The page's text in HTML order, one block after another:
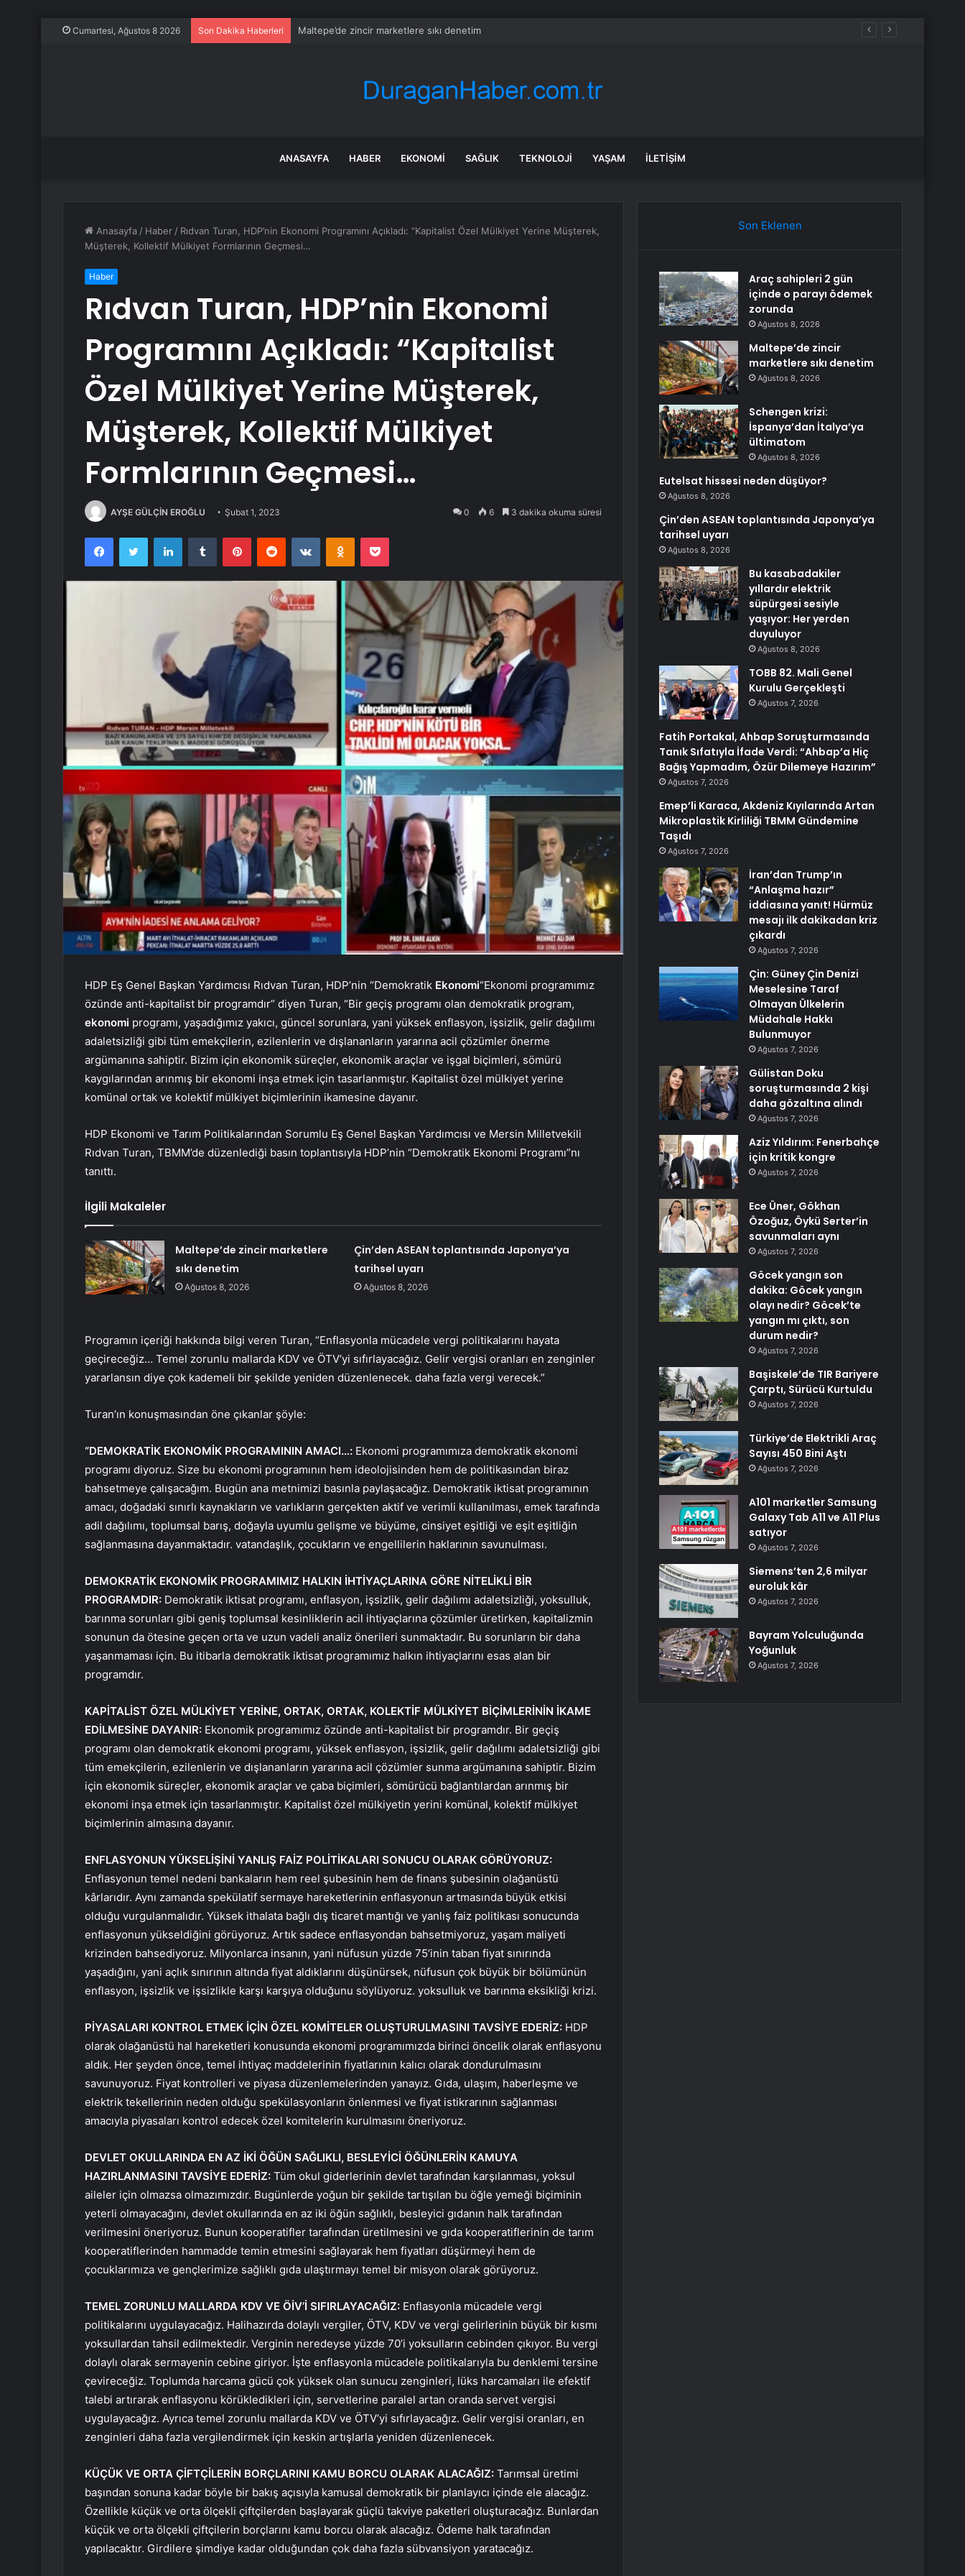
Cumartesi, Ağustos 8 2026 Son Dakika Haberleri Schengen krizi: İspanya’dan İtalya’ya ültimatom
ANASAYFA HABER EKONOMI SAĞLIK TEKNOLOJI YAŞAM İLETIŞIM
Anasayfa / Haber / Rıdvan Turan, HDP’nin Ekonomi Programını Açıkladı: “Kapitalist Özel Mülkiyet Yerine Müşterek,
Müşterek, Kollektif Mülkiyet Formlarının Geçmesi…
Haber
Rıdvan Turan, HDP’nin Ekonomi
Programını Açıkladı: “Kapitalist
Özel Mülkiyet Yerine Müşterek,
Müşterek, Kollektif Mülkiyet
Formlarının Geçmesi…
AYŞE GÜLÇİN EROĞLU Şubat 1, 2023 0 6 3 dakika okuma süresi
FacebookTwitter LinkedInTumblr PinterestReddit VKontakteOdnoklassniki
Pocket
HDP Eş Genel Başkan Yardımcısı Rıdvan Turan, HDP’nin “Demokratik Ekonomi“Ekonomi programımız
özünde anti-kapitalist bir programdır” diyen Turan, “Bir geçiş programı olan demokratik program,
ekonomi programı, yaşadığımız yakıcı, güncel sorunlara, yani yüksek enflasyon, işsizlik, gelir dağılımı
adaletsizliği gibi tüm emekçilerin, ezilenlerin ve dışlananların yararına acil çözümler önerme
argümanına sahiptir. Bizim için ekonomik süreçler, ekonomik araçlar ve işgal biçimleri, sömürü
kaygılarından arınmış bir ekonomi inşa etmek için tasarlanmıştır. Kapitalist özel mülkiyet yerine
komünal ortak ve kolektif mülkiyet biçimlerinin ikamesine dayanır.
HDP Ekonomi ve Tarım Politikalarından Sorumlu Eş Genel Başkan Yardımcısı ve Mersin Milletvekili
Rıdvan Turan, TBMM’de düzenlediği basın toplantısıyla HDP’nin “Demokratik Ekonomi Programı”nı
tanıttı.
İlgili Makaleler
Maltepe’de zincir marketlere
sıkı denetim
Ağustos 8, 2026
Çin’den ASEAN toplantısında Japonya’ya
tarihsel uyarı
Ağustos 8, 2026
Programın içeriği hakkında bilgi veren Turan, “Enflasyonla mücadele vergi politikalarını hayata
geçireceğiz… Temel zorunlu mallarda KDV ve ÖTV’yi sıfırlayacağız. Gelir vergisi oranları en zenginler
yararlansın diye çok kademeli bir şekilde yeniden düzenlenecek. daha fazla vergi verecek.”
Turan’ın konuşmasından öne çıkanlar şöyle:
“DEMOKRATİK EKONOMİK PROGRAMININ AMACI…: Ekonomi programımıza demokratik ekonomi
programı diyoruz. Size bu ekonomi programının hem ideolojisinden hem de politikasından biraz
bahsetmeye çalışacağım. Bugün ana metnimizi basınla paylaşacağız. Demokratik iktisat programının
amacı, doğadaki sınırlı kaynakların ve varlıkların gerçekten aktif ve verimli kullanılması, emek tarafında
adil dağılımı, toplumsal barış, doğayla uyumlu gelişme ve büyüme, cinsiyet eşitliği ve eşit eşitliğin
sağlanmasına dayanmaktadır. vatandaşlık, çocukların ve engellilerin haklarının savunulması.
DEMOKRATİK EKONOMİK PROGRAMIMIZ HALKIN İHTİYAÇLARINA GÖRE NİTELİKLİ BİR
PROGRAMDIR: Demokratik iktisat programı, enflasyon, işsizlik, gelir dağılımı adaletsizliği, yoksulluk,
barınma sorunları gibi geniş toplumsal kesinliklerin acil ihtiyaçlarına çözümler üretirken, kapitalizmin
sonunun da ötesine geçen orta ve uzun vadeli analiz önerileri sunmaktadır. Bu sorunların bir daha
yaşanmaması için. Bu itibarla demokratik iktisat programımız halkın ihtiyaçlarını esas alan bir
programdır.
KAPİTALİST ÖZEL MÜLKİYET YERİNE, ORTAK, ORTAK, KOLEKTİF MÜLKİYET BİÇİMLERİNİN İKAME
EDİLMESİNE DAYANIR: Ekonomik programımız özünde anti-kapitalist bir programdır. Bir geçiş
programı olan demokratik ekonomi programı, yüksek enflasyon, işsizlik, gelir dağılımı adaletsizliği gibi
tüm emekçilerin, ezilenlerin ve dışlananların yararına acil çözümler sunma argümanına sahiptir. Bizim
için ekonomik süreçler, ekonomik araçlar ve çaba biçimleri, sömürücü bağlantılardan arınmış bir
ekonomi inşa etmek için tasarlanmıştır. Kapitalist özel mülkiyetin yerini komünal, kolektif mülkiyet
biçimlerinin almasına dayanır.
ENFLASYONUN YÜKSELİŞİNİ YANLIŞ FAİZ POLİTİKALARI SONUCU OLARAK GÖRÜYORUZ:
Enflasyonun temel nedeni bankaların hem reel şubesinin hem de finans şubesinin olağanüstü
kârlarıdır. Aynı zamanda spekülatif sermaye hareketlerinin enflasyonun artmasında büyük etkisi
olduğu vurgulanmalıdır. Yüksek ithalata bağlı dış ticaret mantığı ve yanlış faiz politikası sonucunda
enflasyonun yükseldiğini görüyoruz. Artık sadece enflasyondan bahsetmiyoruz, yaşam maliyeti
krizinden bahsediyoruz. Milyonlarca insanın, yani nüfusun yüzde 75’inin taban fiyat sınırında
yaşadığını, yani açlık sınırının altında fiyat aldıklarını düşünürsek, nüfusun çok büyük bir bölümünün
enflasyon, işsizlik ve işsizlikle karşı karşıya olduğunu söylüyoruz. yoksulluk ve barınma eksikliği krizi.
PİYASALARI KONTROL ETMEK İÇİN ÖZEL KOMİTELER OLUŞTURULMASINI TAVSİYE EDERİZ: HDP
olarak olağanüstü hal hareketleri konusunda ekonomi programımızda birinci öncelik olarak enflasyonu
aldık. Her şeyden önce, temel ihtiyaç maddelerinin fiyatlarının kalıcı olarak dondurulmasını
savunuyoruz. Fiyat kontrolleri ve piyasa düzenlemelerinden yanayız. Gıda, ulaşım, haberleşme ve
elektrik tekellerinin neden olduğu spekülasyonların önlenmesi ve fiyat istikrarının sağlanması
amacıyla piyasaları kontrol edecek özel komitelerin kurulmasını öneriyoruz.
DEVLET OKULLARINDA EN AZ İKİ ÖĞÜN SAĞLIKLI, BESLEYİCİ ÖĞÜNLERİN KAMUYA
HAZIRLANMASINI TAVSİYE EDERİZ: Tüm okul giderlerinin devlet tarafından karşılanması, yoksul
aileler için olmazsa olmazımızdır. Bugünlerde yoğun bir şekilde tartışılan bu öğle yemeği biçiminin
yeterli olmayacağını, devlet okullarında en az iki öğün sağlıklı, besleyici gıdanın halk tarafından
verilmesini öneriyoruz. Bunun kooperatifler tarafından üretilmesini ve gıda kooperatiflerinin de tarım
kooperatiflerinden hammadde temin etmesini sağlayarak hem fiyatları düşürmeyi hem de
çocuklarımıza ve gençlerimize sağlıklı gıda ulaştırmayı temel bir misyon olarak görüyoruz.
TEMEL ZORUNLU MALLARDA KDV VE ÖİV’İ SIFIRLAYACAĞIZ: Enflasyonla mücadele vergi
politikalarını uygulayacağız. Halihazırda dolaylı vergiler, ÖTV, KDV ve vergi gelirlerinin büyük bir kısmı
yoksullardan tahsil edilmektedir. Verginin neredeyse yüzde 70’i yoksulların cebinden çıkıyor. Bu vergi
dolaylı olarak sermayenin cebine giriyor. İşte enflasyonla mücadele politikalarıyla bu denklemi tersine
çevireceğiz. Toplumda harcama gücü çok yüksek olan sunucu zenginleri, lüks harcamaları ile efektif
talebi artırarak enflasyonu körükledikleri için, servetlerine paralel artan oranda servet vergisi
uygulayacağız. Ayrıca temel zorunlu mallarda KDV ve ÖTV’yi sıfırlayacağız. Gelir vergisi oranları, en
zenginleri daha fazla vergilendirmek için keskin artışlarla yeniden düzenlenecek.
KÜÇÜK VE ORTA ÇİFTÇİLERİN BORÇLARINI KAMU BORCU OLARAK ALACAĞIZ: Tarımsal üretimi
başından sonuna kadar böyle bir bakış açısıyla kamusal demokratik bir planlayıcı içinde ele alacağız.
Özellikle küçük ve orta ölçekli çiftçilerden başlayarak güçlü takviye paketleri oluşturacağız. Bunlardan
küçük ve orta ölçekli çiftçilerin borçlarını kamu borcu olarak alacağız. Ödeme halk tarafından
yapılacaktır. Girdilere şimdiye kadar olduğundan çok daha fazla sübvansiyon yaratacağız.
Son Eklenen
Araç sahipleri 2 gün
içinde o parayı ödemek
zorunda
Ağustos 8, 2026
Maltepe’de zincir
marketlere sıkı denetim
Ağustos 8, 2026
Schengen krizi:
İspanya’dan İtalya’ya
ültimatom
Ağustos 8, 2026
Eutelsat hissesi neden düşüyor?
Ağustos 8, 2026
Çin’den ASEAN toplantısında Japonya’ya
tarihsel uyarı
Ağustos 8, 2026
Bu kasabadakiler
yıllardır elektrik
süpürgesi sesiyle
yaşıyor: Her yerden
duyuluyor
Ağustos 8, 2026
TOBB 82. Mali Genel
Kurulu Gerçekleşti
Ağustos 7, 2026
Fatih Portakal, Ahbap Soruşturmasında
Tanık Sıfatıyla İfade Verdi: “Ahbap’a Hiç
Bağış Yapmadım, Özür Dilemeye Hazırım”
Ağustos 7, 2026
Emep’li Karaca, Akdeniz Kıyılarında Artan
Mikroplastik Kirliliği TBMM Gündemine
Taşıdı
Ağustos 7, 2026
İran’dan Trump’ın
“Anlaşma hazır”
iddiasına yanıt! Hürmüz
mesajı ilk dakikadan kriz
çıkardı
Ağustos 7, 2026
Çin: Güney Çin Denizi
Meselesine Taraf
Olmayan Ülkelerin
Müdahale Hakkı
Bulunmuyor
Ağustos 7, 2026
Gülistan Doku
soruşturmasında 2 kişi
daha gözaltına alındı
Ağustos 7, 2026
Aziz Yıldırım: Fenerbahçe
için kritik kongre
Ağustos 7, 2026
Ece Üner, Gökhan
Özoğuz, Öykü Serter’in
savunmaları aynı
Ağustos 7, 2026
Göcek yangın son
dakika: Göcek yangın
olayı nedir? Göcek’te
yangın mı çıktı, son
durum nedir?
Ağustos 7, 2026
Başiskele’de TIR Bariyere
Çarptı, Sürücü Kurtuldu
Ağustos 7, 2026
Türkiye’de Elektrikli Araç
Sayısı 450 Bini Aştı
Ağustos 7, 2026
A101 marketler Samsung
Galaxy Tab A11 ve A11 Plus
satıyor
Ağustos 7, 2026
Siemens’ten 2,6 milyar
euroluk kâr
Ağustos 7, 2026
Bayram Yolculuğunda
Yoğunluk
Ağustos 7, 2026